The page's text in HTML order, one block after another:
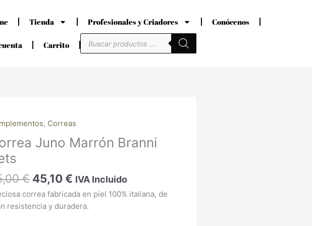
Tienda Profesionales y Criadores Conócenos
Carrito
Búsqueda
de
productos
, Correas
Juno Marrón Branni
€
El
precio
original
55,00 €.
45,10€
El
precio
actual
45,10 €.
IVA Incluido
correa fabricada en piel 100% italiana, de
resistencia y duradera.